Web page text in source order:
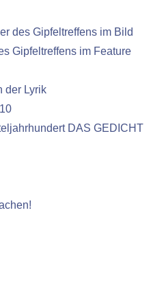
des Gipfeltreffens im Bild
Gipfeltreffens im Feature
der Lyrik
DAS GEDICHT